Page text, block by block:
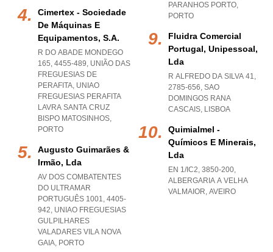
Cimertex - Sociedade
De Máquinas E
Equipamentos, S.a.
R DO ABADE MONDEGO
165, 4455-489, UNIÃO DAS
FREGUESIAS DE
PERAFITA, UNIAO
FREGUESIAS PERAFITA
LAVRA SANTA CRUZ
BISPO MATOSINHOS,
PORTO
Augusto Guimarães &
Irmão, Lda
AV DOS COMBATENTES
DO ULTRAMAR
PORTUGUÊS 1001, 4405-
942, UNIAO FREGUESIAS
GULPILHARES
VALADARES VILA NOVA
GAIA, PORTO
PARANHOS PORTO,
PORTO
Fluidra Comercial
Portugal, Unipessoal,
Lda
R ALFREDO DA SILVA 41,
2785-656, SAO
DOMINGOS RANA
CASCAIS, LISBOA
Quimialmel -
Químicos E Minerais,
Lda
EN 1/IC2, 3850-200,
ALBERGARIA A VELHA
VALMAIOR, AVEIRO